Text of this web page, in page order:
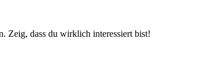
Zeig, dass du wirklich interessiert bist!